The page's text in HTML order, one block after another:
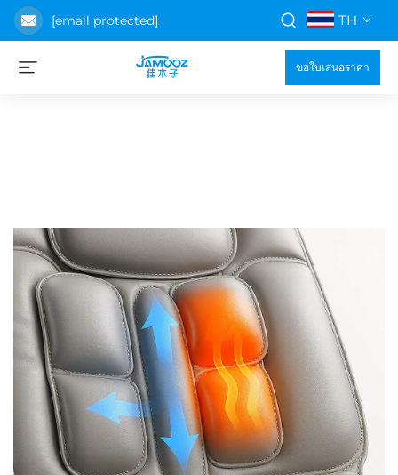
[email protected] TH
ขอใบเสนอราคา